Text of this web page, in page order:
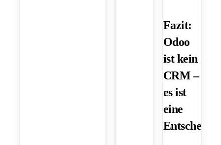
Fazit:
Odoo
ist kein
CRM –
es ist
eine